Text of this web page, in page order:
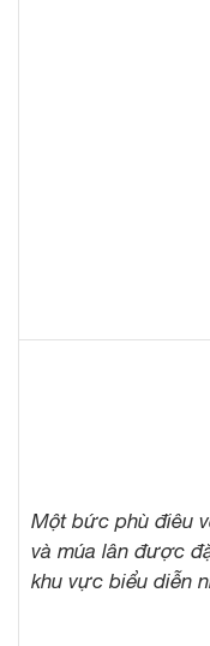
Một bức phù điêu
và múa lân được
khu vực biểu diễn